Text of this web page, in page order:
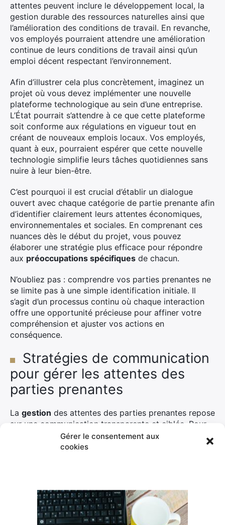
Gérer le consentement aux
cookies
attentes peuvent inclure le développement local, la
gestion durable des ressources naturelles ainsi que
l’amélioration des conditions de travail. En revanche,
vos employés pourraient attendre une amélioration
continue de leurs conditions de travail ainsi qu’un
emploi décent respectant l’environnement.
Afin d’illustrer cela plus concrètement, imaginez un
projet où vous devez implémenter une nouvelle
plateforme technologique au sein d’une entreprise.
L’État pourrait s’attendre à ce que cette plateforme
soit conforme aux régulations en vigueur tout en
créant de nouveaux emplois locaux. Vos employés,
quant à eux, pourraient espérer que cette nouvelle
technologie simplifie leurs tâches quotidiennes sans
nuire à leur bien-être.
C’est pourquoi il est crucial d’établir un dialogue
ouvert avec chaque catégorie de partie prenante afin
d’identifier clairement leurs attentes économiques,
environnementales et sociales. En comprenant ces
nuances dès le début du projet, vous pouvez
élaborer une stratégie plus efficace pour répondre
aux préoccupations spécifiques de chacun.
N’oubliez pas : comprendre vos parties prenantes ne
se limite pas à une simple identification initiale. Il
s’agit d’un processus continu où chaque interaction
offre une opportunité précieuse pour affiner votre
compréhension et ajuster vos actions en
conséquence.
Stratégies de communication
pour gérer les attentes des
parties prenantes
La gestion des attentes des parties prenantes repose
sur une communication transparente et ciblée. Pour
réussir, il est essentiel d’élaborer un plan de
communication clair et efficace qui répond aux
Élaborer un plan de communication
clair et efficace